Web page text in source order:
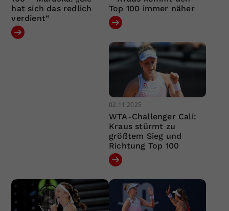
hat sich das redlich
verdient“
Top 100 immer näher
02.11.2025
WTA-Challenger Cali:
Kraus stürmt zu
größtem Sieg und
Richtung Top 100